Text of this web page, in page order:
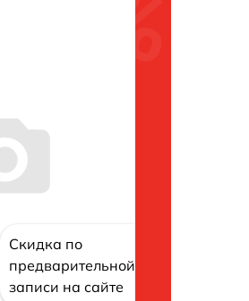
Скидка по
предварительной
записи на сайте